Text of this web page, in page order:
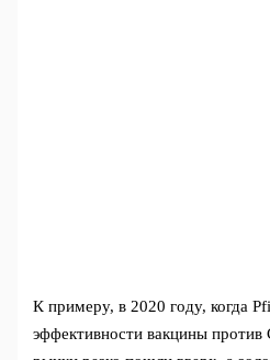
К примеру, в 2020 году, когда
эффективности вакцины